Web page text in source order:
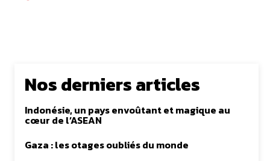
Nos derniers articles
Indonésie, un pays envoûtant et magique au
cœur de l’ASEAN
Gaza : les otages oubliés du monde